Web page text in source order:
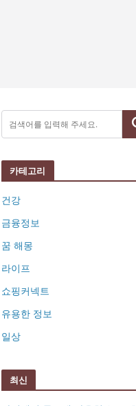
카테고리
건강
금융정보
꿈 해몽
라이프
쇼핑커넥트
유용한 정보
일상
최신